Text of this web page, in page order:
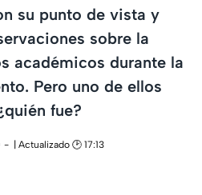
su punto de vista y
sobre la
académicos durante la
Pero uno de ellos
fue?
| Actualizado 🕑 17:13